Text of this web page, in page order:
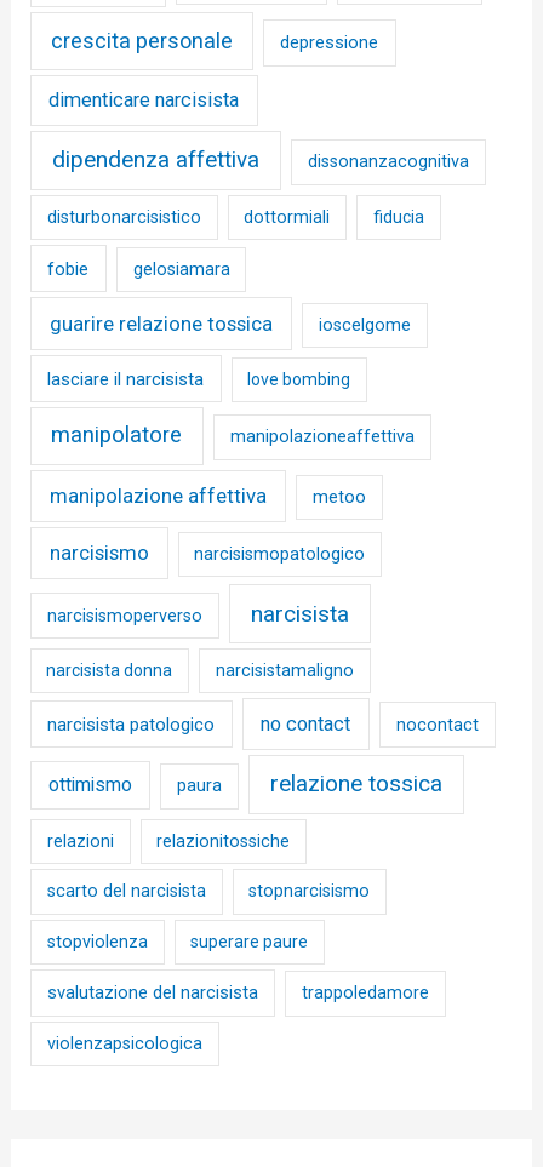
crescita personale depressione
dimenticare narcisista
dipendenza affettiva dissonanzacognitiva
disturbonarcisistico dottormiali fiducia
fobie gelosiamara
guarire relazione tossica ioscelgome
lasciare il narcisista love bombing
manipolatore manipolazioneaffettiva
manipolazione affettiva metoo
narcisismo narcisismopatologico
narcisismoperverso narcisista
narcisista donna narcisistamaligno
narcisista patologico no contact nocontact
ottimismo paura relazione tossica
relazioni relazionitossiche
scarto del narcisista stopnarcisismo
stopviolenza superare paure
svalutazione del narcisista trappoledamore
violenzapsicologica